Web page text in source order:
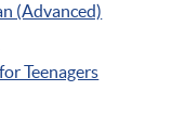
(Advanced)
for Teenagers